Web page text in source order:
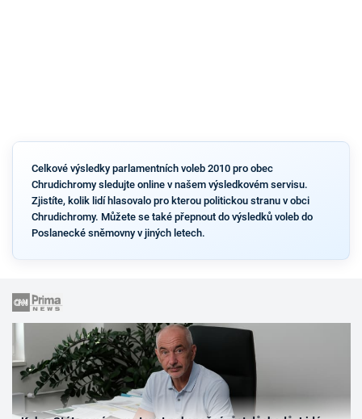
Celkové výsledky parlamentních voleb 2010 pro obec
Chrudichromy sledujte online v našem výsledkovém servisu.
Zjistíte, kolik lidí hlasovalo pro kterou politickou stranu v obci
Chrudichromy. Můžete se také přepnout do výsledků voleb do
Poslanecké sněmovny v jiných letech.